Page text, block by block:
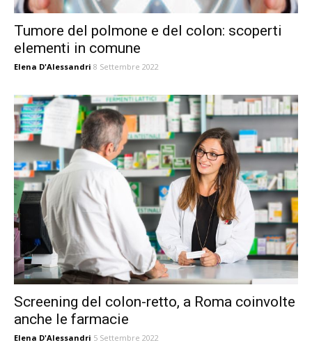
Tumore del polmone e del colon: scoperti
elementi in comune
Elena D'Alessandri 8 Settembre 2022
Screening del colon-retto, a Roma coinvolte
anche le farmacie
Elena D'Alessandri 5 Settembre 2022